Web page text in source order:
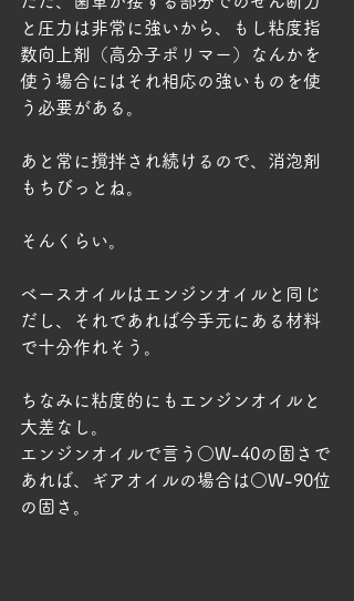
と圧力は非常に強いから、もし粘度指
数向上剤（高分子ポリマー）なんかを
使う場合にはそれ相応の強いものを使
う必要がある。
あと常に撹拌され続けるので、消泡剤
もちびっとね。
そんくらい。
ベースオイルはエンジンオイルと同じ
だし、それであれば今手元にある材料
で十分作れそう。
ちなみに粘度的にもエンジンオイルと
大差なし。
エンジンオイルで言う○W-40の固さで
あれば、ギアオイルの場合は○W-90位
の固さ。